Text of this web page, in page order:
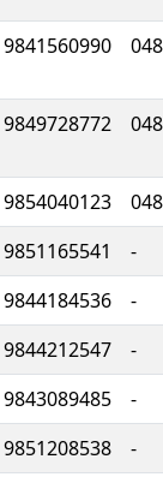
9841560990
9849728772
9854040123
9851165541
-
9844184536
-
9844212547
-
9843089485
-
9851208538
-